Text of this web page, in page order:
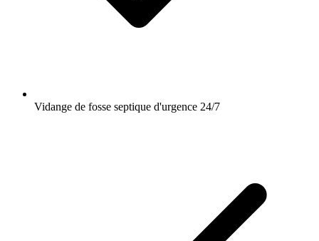
Vidange de fosse septique d'urgence 24/7